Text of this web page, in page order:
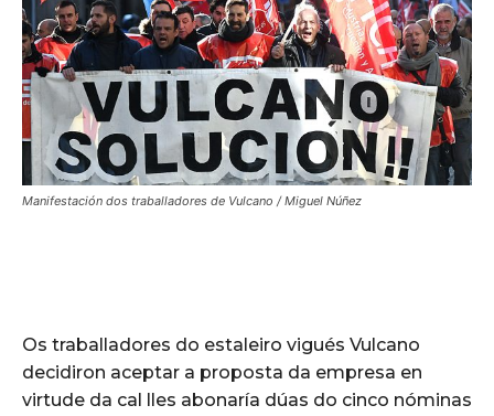
Manifestación dos traballadores de Vulcano / Miguel Núñez
Os traballadores do estaleiro vigués Vulcano
decidiron aceptar a proposta da empresa en
virtude da cal lles abonaría dúas do cinco nóminas